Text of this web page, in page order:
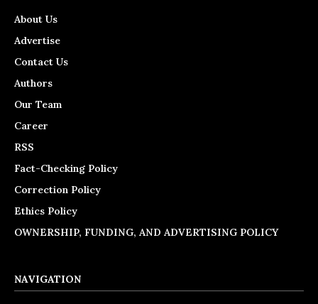
About Us
Advertise
Contact Us
Authors
Our Team
Career
RSS
Fact-Checking Policy
Correction Policy
Ethics Policy
OWNERSHIP, FUNDING, AND ADVERTISING POLICY
NAVIGATION